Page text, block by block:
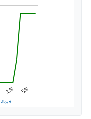
1/8 5/8
قيمة